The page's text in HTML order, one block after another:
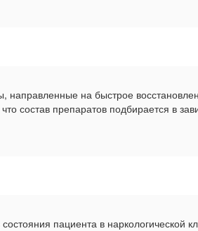
на быстрое
состав препаратов подбирается в
пациента в наркологической